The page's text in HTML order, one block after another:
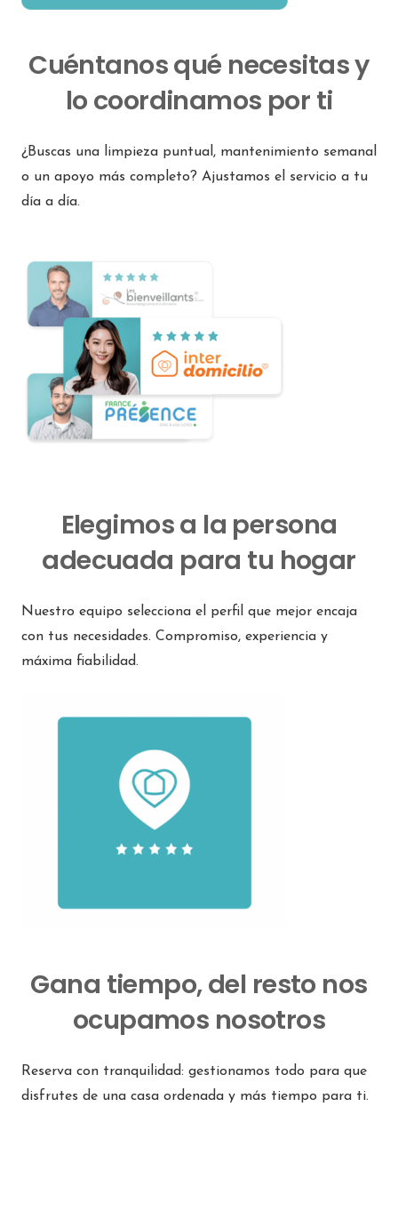
Cuéntanos qué necesitas y
lo coordinamos por ti
¿Buscas una limpieza puntual, mantenimiento semanal
o un apoyo más completo? Ajustamos el servicio a tu
día a día.
Elegimos a la persona
adecuada para tu hogar
Nuestro equipo selecciona el perfil que mejor encaja
con tus necesidades. Compromiso, experiencia y
máxima fiabilidad.
Gana tiempo, del resto nos
ocupamos nosotros
Reserva con tranquilidad: gestionamos todo para que
disfrutes de una casa ordenada y más tiempo para ti.